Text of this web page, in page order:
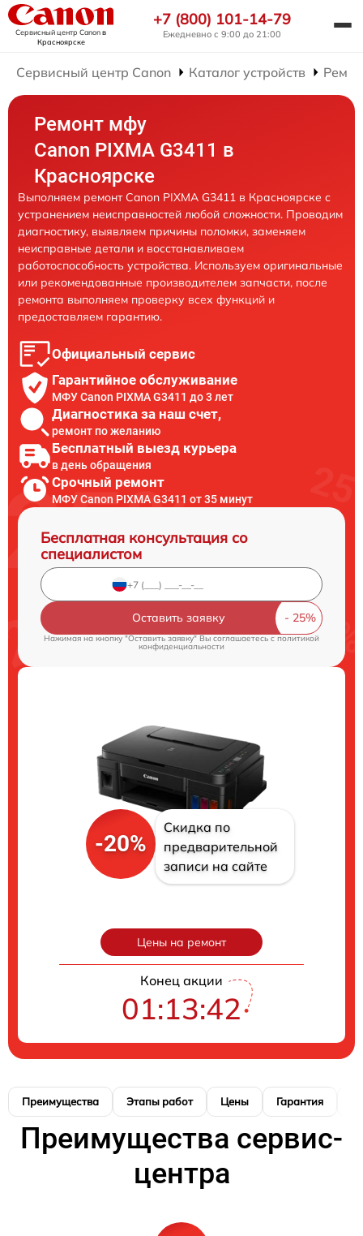
Сервисный центр Canonв
Красноярске
+7 (800) 101-14-79
Ежедневно с 9:00 до 21:00
Сервисный центр Canon Каталог устройств
Ремонт мфу
Canon PIXMA G3411 в
Красноярске
Выполняем ремонт Canon PIXMA G3411 в Красноярске с
устранением неисправностей любой сложности. Проводим
диагностику, выявляем причины поломки, заменяем
неисправные детали и восстанавливаем
работоспособность устройства. Используем оригинальные
или рекомендованные производителем запчасти, после
ремонта выполняем проверку всех функций и
предоставляем гарантию.
Официальный сервис
Гарантийное обслуживание
МФУ Canon PIXMA G3411 до 3 лет
Диагностика за наш счет,
ремонт по желанию
Бесплатный выезд курьера
в день обращения
Срочный ремонт
МФУ Canon PIXMA G3411 от 35 минут
Бесплатная консультация со
специалистом
Оставить заявку
Нажимая на кнопку "Оставить заявку" Вы соглашаетесь cполитикой
конфиденциальности
-20%
Скидка по
предварительной
записи на сайте
Цены на ремонт
Конец акции
01:13:41
Преимущества Этапы работ Цены Гарантия
Преимущества сервис-
центра